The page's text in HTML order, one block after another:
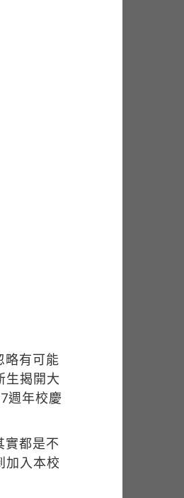
略有可能
生揭開大
週年校慶
實都是不
加入本校